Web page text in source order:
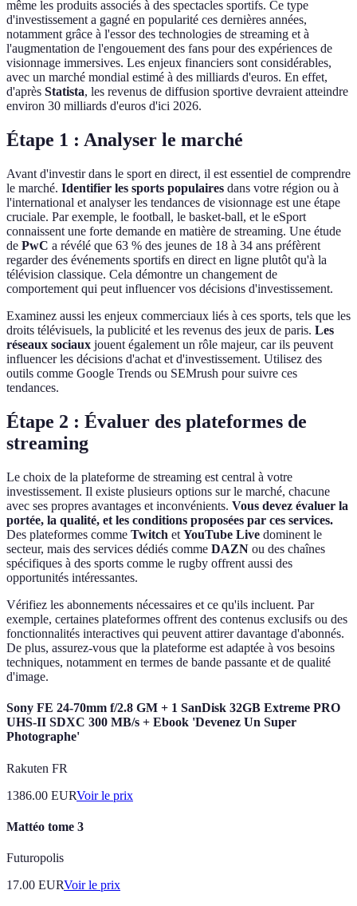
même les produits associés à des spectacles sportifs. Ce type
d'investissement a gagné en popularité ces dernières années,
notamment grâce à l'essor des technologies de streaming et à
l'augmentation de l'engouement des fans pour des expériences de
visionnage immersives. Les enjeux financiers sont considérables,
avec un marché mondial estimé à des milliards d'euros. En effet,
d'après Statista, les revenus de diffusion sportive devraient atteindre
environ 30 milliards d'euros d'ici 2026.
Étape 1 : Analyser le marché
Avant d'investir dans le sport en direct, il est essentiel de comprendre
le marché. Identifier les sports populaires dans votre région ou à
l'international et analyser les tendances de visionnage est une étape
cruciale. Par exemple, le football, le basket-ball, et le eSport
connaissent une forte demande en matière de streaming. Une étude
de PwC a révélé que 63 % des jeunes de 18 à 34 ans préfèrent
regarder des événements sportifs en direct en ligne plutôt qu'à la
télévision classique. Cela démontre un changement de
comportement qui peut influencer vos décisions d'investissement.
Examinez aussi les enjeux commerciaux liés à ces sports, tels que les
droits télévisuels, la publicité et les revenus des jeux de paris. Les
réseaux sociaux jouent également un rôle majeur, car ils peuvent
influencer les décisions d'achat et d'investissement. Utilisez des
outils comme Google Trends ou SEMrush pour suivre ces
tendances.
Étape 2 : Évaluer des plateformes de
streaming
Le choix de la plateforme de streaming est central à votre
investissement. Il existe plusieurs options sur le marché, chacune
avec ses propres avantages et inconvénients. Vous devez évaluer la
portée, la qualité, et les conditions proposées par ces services.
Des plateformes comme Twitch et YouTube Live dominent le
secteur, mais des services dédiés comme DAZN ou des chaînes
spécifiques à des sports comme le rugby offrent aussi des
opportunités intéressantes.
Vérifiez les abonnements nécessaires et ce qu'ils incluent. Par
exemple, certaines plateformes offrent des contenus exclusifs ou des
fonctionnalités interactives qui peuvent attirer davantage d'abonnés.
De plus, assurez-vous que la plateforme est adaptée à vos besoins
techniques, notamment en termes de bande passante et de qualité
d'image.
Sony FE 24-70mm f/2.8 GM + 1 SanDisk 32GB Extreme PRO
UHS-II SDXC 300 MB/s + Ebook 'Devenez Un Super
Photographe'
Rakuten FR
1386.00 EURVoir le prix
Mattéo tome 3
Futuropolis
17.00 EURVoir le prix